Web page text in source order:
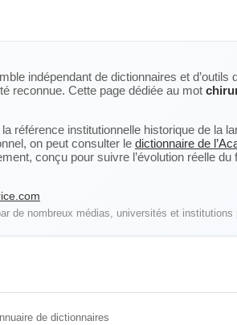
indépendant de dictionnaires et
reconnue. Cette page dédiée au mot
référence institutionnelle historique de la
on peut consulter le dictionnaire de
conçu pour suivre l’évolution réelle
de nombreux médias, universités et institutions
de dictionnaires